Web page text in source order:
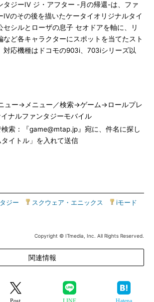
ジーIV ジ・アフター -月の帰還-は、ファ
IVのその後を描いたケータイオリジナルタイ
セシルとローザの息子 セオドアを軸に、リ
など各キャラクターにスポットを当てたスト
対応機種はドコモの903i、703iシリーズ以
ュー→メニュー／検索→ゲーム→ロールプレ
ナルファンタジーモバイル
索：『game@mtap.jp』宛に、件名に探し
イトル」を入れて送信
ジー スクウェア・エニックス iモード
Copyright © ITmedia, Inc. All Rights Reserved.
関連情報